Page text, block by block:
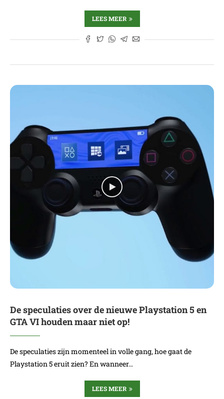
LEES MEER
De speculaties over de nieuwe Playstation 5 en
GTA VI houden maar niet op!
De speculaties zijn momenteel in volle gang, hoe gaat de
Playstation 5 eruit zien? En wanneer…
LEES MEER